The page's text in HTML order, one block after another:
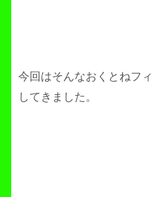
今回はそんなおくとねフ
してきました。